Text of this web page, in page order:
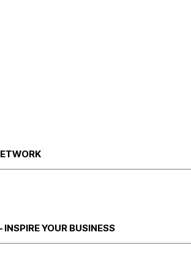
INSPIRE YOUR BUSINESS